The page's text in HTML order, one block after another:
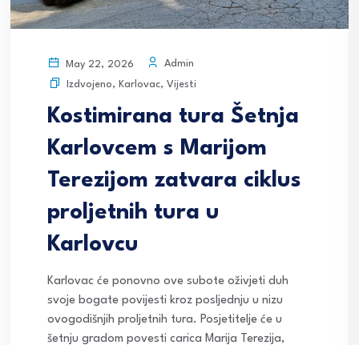
May 22, 2026
Admin
Izdvojeno, Karlovac, Vijesti
Kostimirana tura Šetnja
Karlovcem s Marijom
Terezijom zatvara ciklus
proljetnih tura u
Karlovcu
Karlovac će ponovno ove subote oživjeti duh
svoje bogate povijesti kroz posljednju u nizu
ovogodišnjih proljetnih tura. Posjetitelje će u
šetnju gradom povesti carica Marija Terezija,